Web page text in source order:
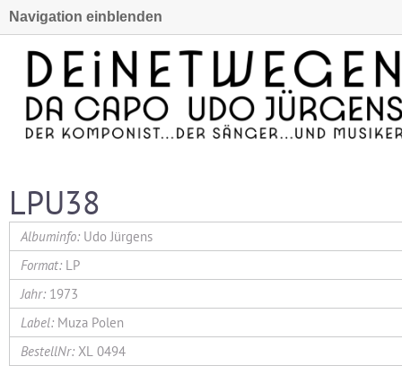
Navigation einblenden
LPU38
Udo Jürgens
LP
1973
Muza Polen
XL 0494